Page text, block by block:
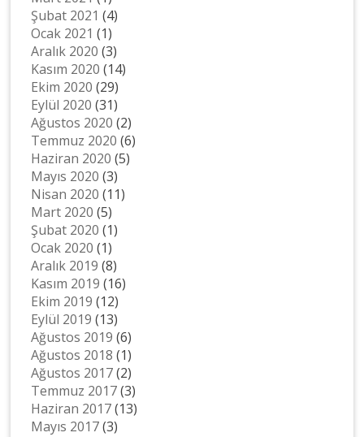
Şubat 2021 (4)
Ocak 2021 (1)
Aralık 2020 (3)
Kasım 2020 (14)
Ekim 2020 (29)
Eylül 2020 (31)
Ağustos 2020 (2)
Temmuz 2020 (6)
Haziran 2020 (5)
Mayıs 2020 (3)
Nisan 2020 (11)
Mart 2020 (5)
Şubat 2020 (1)
Ocak 2020 (1)
Aralık 2019 (8)
Kasım 2019 (16)
Ekim 2019 (12)
Eylül 2019 (13)
Ağustos 2019 (6)
Ağustos 2018 (1)
Ağustos 2017(2)
Temmuz 2017(3)
Haziran 2017(13)
Mayıs 2017(3)